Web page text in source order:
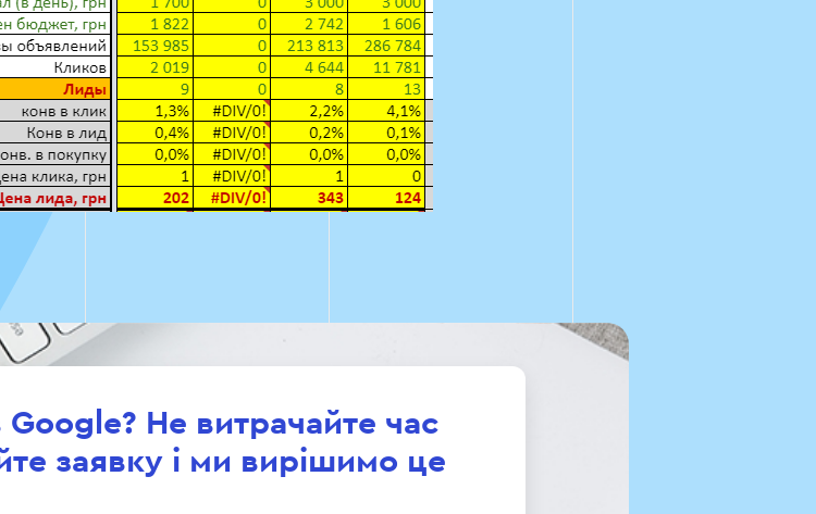
Google? Не витрачайте час
заявку і ми вирішимо це